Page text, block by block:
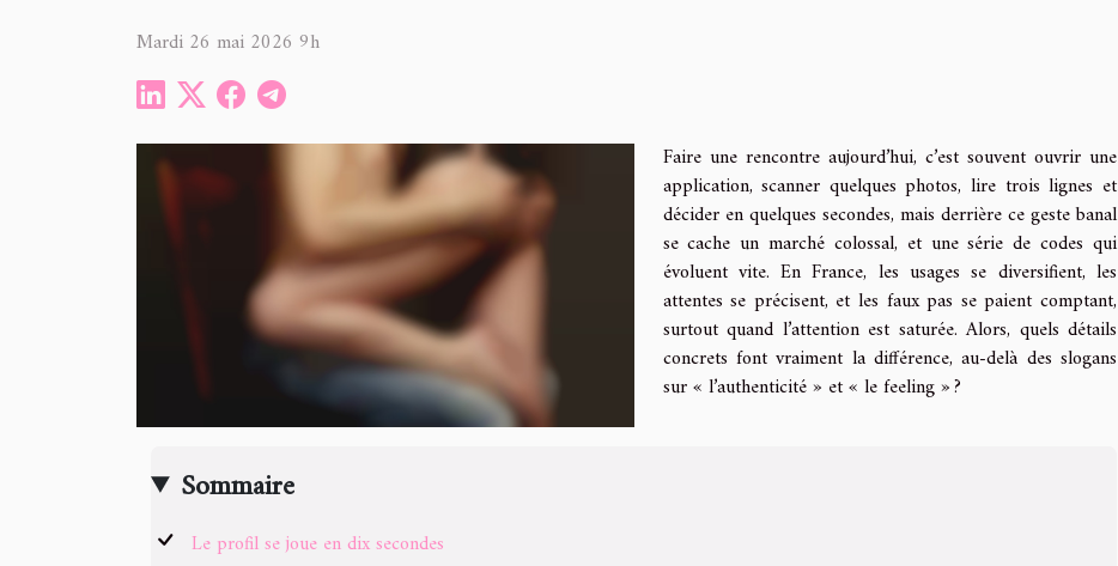
Mardi 26 mai 2026 9h
Sommaire
Le profil se joue en dix secondes
Faire une rencontre aujourd’hui, c’est souvent ouvrir une
application, scanner quelques photos, lire trois lignes et
décider en quelques secondes, mais derrière ce geste banal
se cache un marché colossal, et une série de codes qui
évoluent vite. En France, les usages se diversifient, les
attentes se précisent, et les faux pas se paient comptant,
surtout quand l’attention est saturée. Alors, quels détails
concrets font vraiment la différence, au-delà des slogans
sur « l’authenticité » et « le feeling » ?